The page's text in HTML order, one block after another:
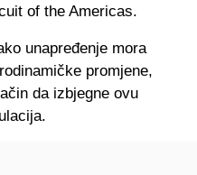
of the Americas.
unapređenje mora
promjene,
da izbjegne ovu